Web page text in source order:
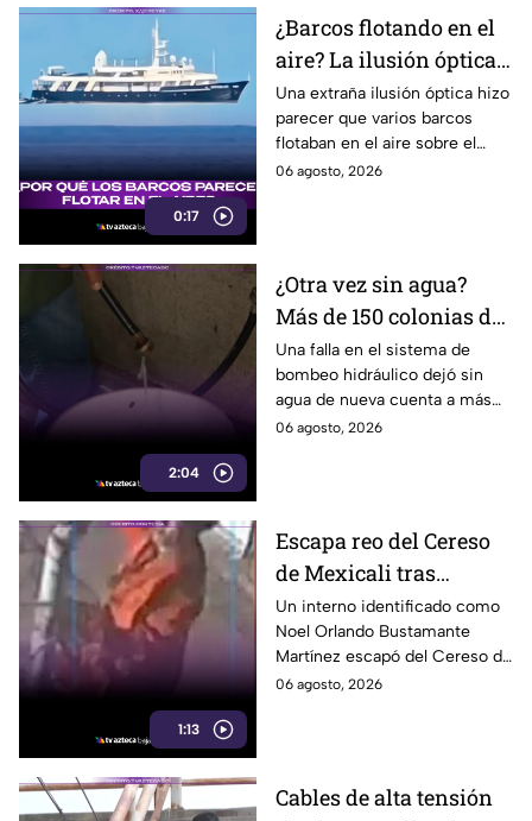
0:17
¿Barcos flotando en el
aire? La ilusión óptica
que sorprendió a
usuarios en redes
sociales
Una extraña ilusión óptica hizo
parecer que varios barcos
flotaban en el aire sobre el
mar, pero el fenómeno fue
06 agosto, 2026
2:04
¿Otra vez sin agua?
Más de 150 colonias de
Tijuana enfrentan
cortes por falla de
CESPT
Una falla en el sistema de
bombeo hidráulico dejó sin
agua de nueva cuenta a más
de 150 colonias de Tijuana,
06 agosto, 2026
1:13
Escapa reo del Cereso
de Mexicali tras
audiencia inicial; fue
localizado horas
después
Un interno identificado como
Noel Orlando Bustamante
Martínez escapó del Cereso de
Mexicali tras una audiencia
06 agosto, 2026
Cables de alta tensión